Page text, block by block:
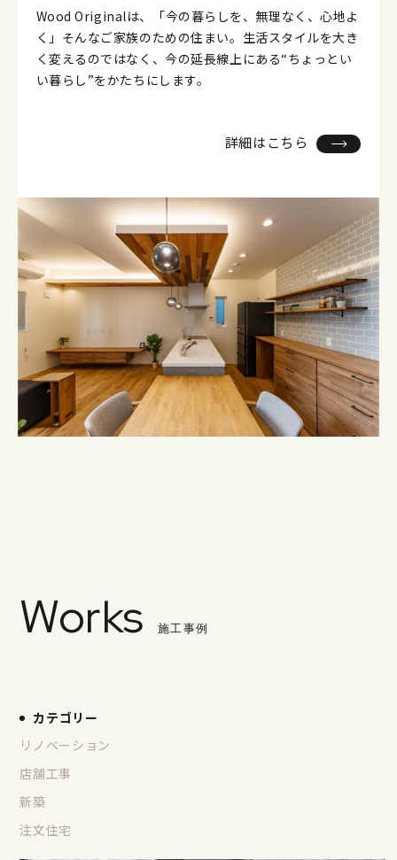
Wood Originalは、「今の暮らしを、無理なく、心地よ
く」そんなご家族のための住まい。生活スタイルを大き
く変えるのではなく、今の延長線上にある“ちょっとい
い暮らし”をかたちにします。
詳細はこちら
Works 施工事例
カテゴリー
リノベーション
店舗工事
新築
注文住宅